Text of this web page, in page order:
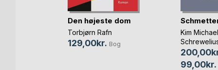
Den højeste dom
Torbjørn Rafn
129,00kr. Bog
Kim
99,00kr.